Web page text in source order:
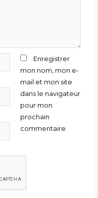
Enregistrer
mon nom, mon e-
mail et mon site
dans le navigateur
pour mon
prochain
commentaire.